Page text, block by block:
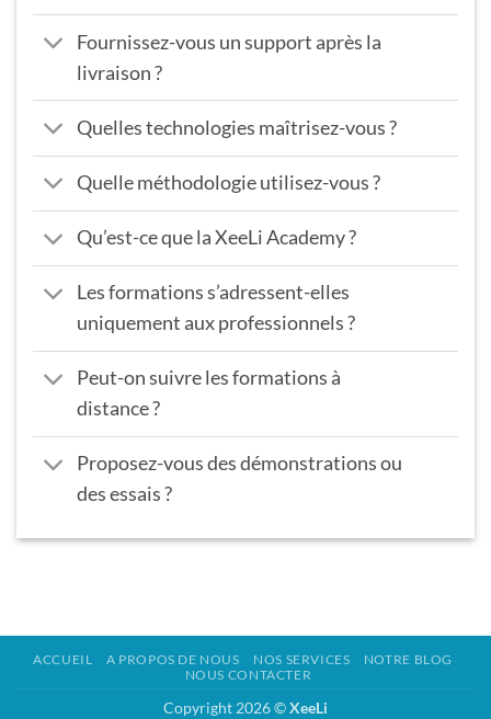
Fournissez-vous un support après la
livraison ?
Quelles technologies maîtrisez-vous ?
Quelle méthodologie utilisez-vous ?
Qu’est-ce que la XeeLi Academy ?
Les formations s’adressent-elles
uniquement aux professionnels ?
Peut-on suivre les formations à
distance ?
Proposez-vous des démonstrations ou
des essais ?
ACCUEIL A PROPOS DE NOUS NOS SERVICES
NOTRE BLOG
NOUS CONTACTER
Copyright 2026 ©XeeLi